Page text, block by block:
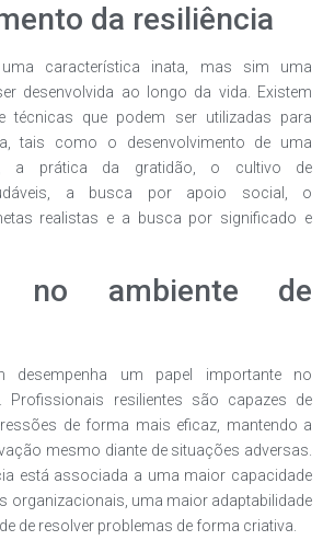
da resiliência
característica inata, mas sim uma
desenvolvida ao longo da vida. Existem
técnicas que podem ser utilizadas para
tais como o desenvolvimento de uma
a prática da gratidão, o cultivo de
a busca por apoio social, o
realistas e a busca por significado e
no ambiente de
desempenha um papel importante no
Profissionais resilientes são capazes de
de forma mais eficaz, mantendo a
mesmo diante de situações adversas.
está associada a uma maior capacidade
organizacionais, uma maior adaptabilidade
de resolver problemas de forma criativa.